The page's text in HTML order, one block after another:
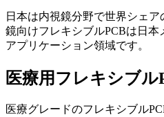
日本は内視鏡分野で世界シェ
鏡向けフレキシブルPCBは日
アプリケーション領域です。
医療用フレキシブ
医療グレードのフレキシブル